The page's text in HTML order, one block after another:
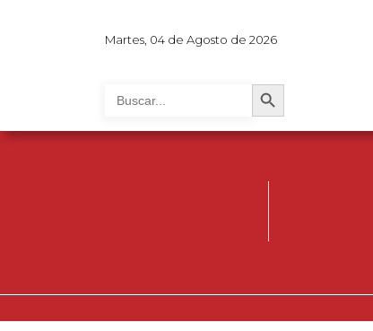
Martes, 04 de Agosto de 2026
for:
Search Button